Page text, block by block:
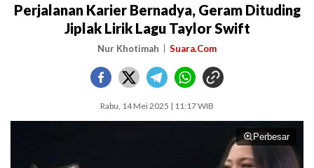
Perjalanan Karier Bernadya, Geram Dituding
Jiplak Lirik Lagu Taylor Swift
Nur Khotimah Suara.Com
Rabu, 14 Mei 2025 | 11:17 WIB
Perbesar